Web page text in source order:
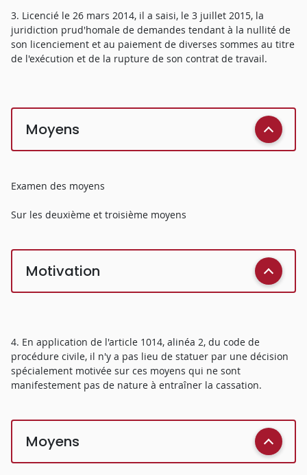
3. Licencié le 26 mars 2014, il a saisi, le 3 juillet 2015, la
juridiction prud'homale de demandes tendant à la nullité de
son licenciement et au paiement de diverses sommes au titre
de l'exécution et de la rupture de son contrat de travail.
Moyens
Examen des moyens
Sur les deuxième et troisième moyens
Motivation
4. En application de l'article 1014, alinéa 2, du code de
procédure civile, il n'y a pas lieu de statuer par une décision
spécialement motivée sur ces moyens qui ne sont
manifestement pas de nature à entraîner la cassation.
Moyens